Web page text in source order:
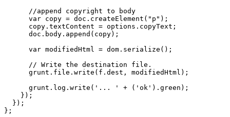
      //append copyright to body
      var copy = doc.createElement("p");
      copy.textContent = options.copyText;
      doc.body.append(copy);
      var modifiedHtml = dom.serialize();
      // Write the destination file.
      grunt.file.write(f.dest, modifiedHtml);
      grunt.log.write('... ' + ('ok').green);
    });
  });
};